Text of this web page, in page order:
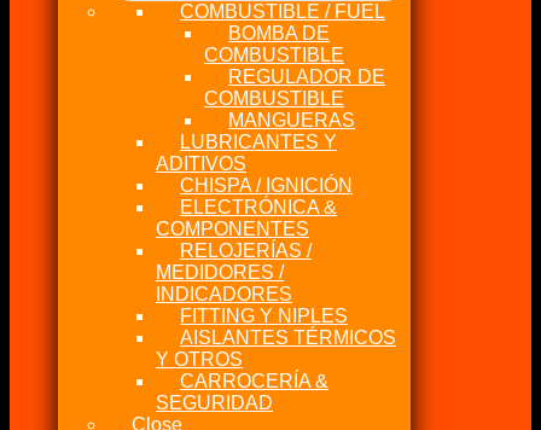
COMBUSTIBLE / FUEL
BOMBA DE
COMBUSTIBLE
REGULADOR DE
COMBUSTIBLE
MANGUERAS
LUBRICANTES Y
ADITIVOS
CHISPA / IGNICIÓN
ELECTRÓNICA &
COMPONENTES
RELOJERÍAS /
MEDIDORES /
INDICADORES
FITTING Y NIPLES
AISLANTES TÉRMICOS
Y OTROS
CARROCERÍA &
SEGURIDAD
Close